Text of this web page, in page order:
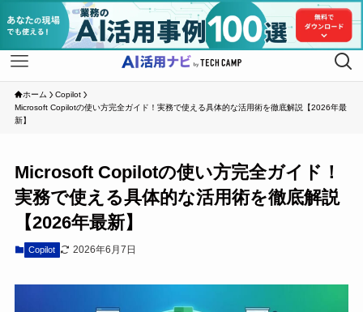
ホーム
Copilot
Microsoft Copilotの使い方完全ガイド！実務で使える具体的な活用術を徹底解説【2026年最
新】
Microsoft Copilotの使い方完全ガイド！
実務で使える具体的な活用術を徹底解説
【2026年最新】
Copilot 2026年6月7日